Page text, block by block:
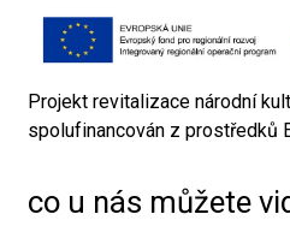
Projekt revitalizace národní
spolufinancován z prostředků
co u nás můžete